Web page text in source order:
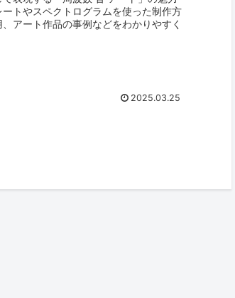
トやスペクトログラムを使った制作方
アート作品の事例などをわかりやすく
2025.03.25